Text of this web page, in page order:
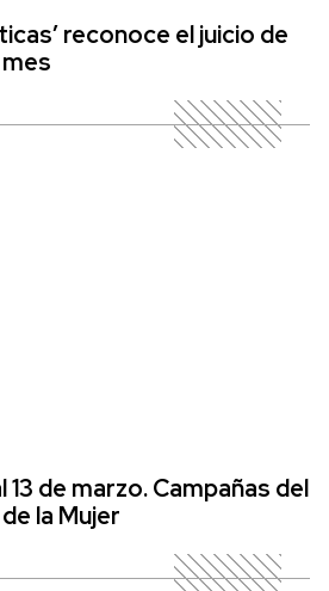
reconoce el juicio de
13 de marzo. Campañas del
la Mujer